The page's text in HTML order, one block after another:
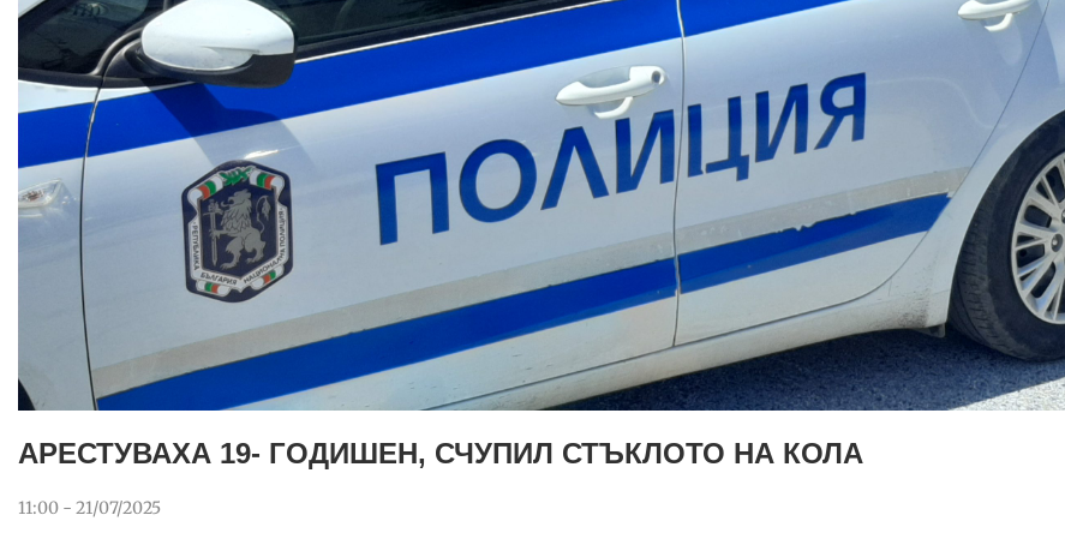
АРЕСТУВАХА 19- ГОДИШЕН, СЧУПИЛ СТЪКЛОТО НА КОЛА
11:00 - 21/07/2025